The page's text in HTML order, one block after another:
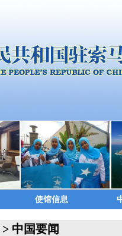
使馆信息
> 中国要闻